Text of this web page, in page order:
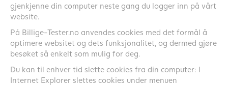
gjenkjenne din computer neste gang du logger inn på vårt
website.
På Billige-Tester.no anvendes cookies med det formål å
optimere websitet og dets funksjonalitet, og dermed gjøre
besøket så enkelt som mulig for deg.
Du kan til enhver tid slette cookies fra din computer: I
Internet Explorer slettes cookies under menuen